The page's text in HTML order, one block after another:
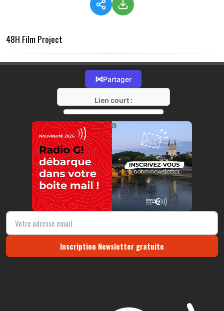
48H Film Project
⋈Partager
Lien court :
https://radio-g.fr?21404
⧉
Inscription Newsletter gratuite